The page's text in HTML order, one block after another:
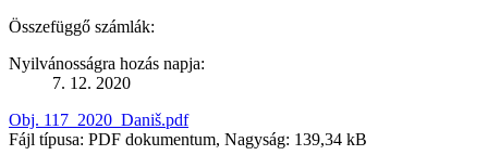
Összefüggő számlák:
Nyilvánosságra hozás napja:
7. 12. 2020
Obj. 117_2020_Daniš.pdf
Fájl típusa: PDF dokumentum, Nagyság: 139,34 kB